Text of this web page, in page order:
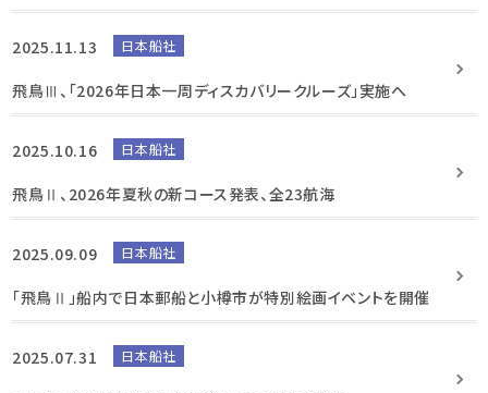
2025.11.13 日本船社
飛鳥Ⅲ、「2026年日本一周ディスカバリークルーズ」実施へ
2025.10.16 日本船社
飛鳥Ⅱ、2026年夏秋の新コース発表、全23航海
2025.09.09 日本船社
「飛鳥Ⅱ」船内で日本郵船と小樽市が特別絵画イベントを開催
2025.07.31 日本船社